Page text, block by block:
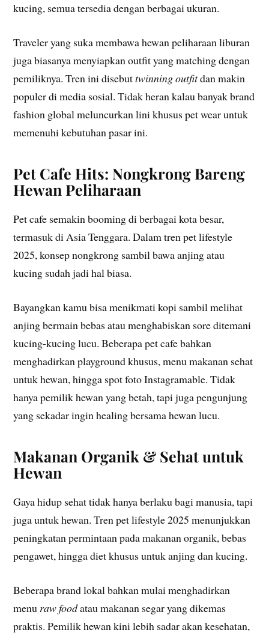
kucing, semua tersedia dengan berbagai ukuran.
Traveler yang suka membawa hewan peliharaan liburan
juga biasanya menyiapkan outfit yang matching dengan
pemiliknya. Tren ini disebuttwinning outfitdan makin
populer di media sosial. Tidak heran kalau banyak brand
fashion global meluncurkan lini khusus pet wear untuk
memenuhi kebutuhan pasar ini.
Pet Cafe Hits: Nongkrong Bareng
Hewan Peliharaan
Pet cafe semakin booming di berbagai kota besar,
termasuk di Asia Tenggara. Dalam tren pet lifestyle
2025, konsep nongkrong sambil bawa anjing atau
kucing sudah jadi hal biasa.
Bayangkan kamu bisa menikmati kopi sambil melihat
anjing bermain bebas atau menghabiskan sore ditemani
kucing-kucing lucu. Beberapa pet cafe bahkan
menghadirkan playground khusus, menu makanan sehat
untuk hewan, hingga spot foto Instagramable. Tidak
hanya pemilik hewan yang betah, tapi juga pengunjung
yang sekadar ingin healing bersama hewan lucu.
Makanan Organik & Sehat untuk
Hewan
Gaya hidup sehat tidak hanya berlaku bagi manusia, tapi
juga untuk hewan. Tren pet lifestyle 2025 menunjukkan
peningkatan permintaan pada makanan organik, bebas
pengawet, hingga diet khusus untuk anjing dan kucing.
Beberapa brand lokal bahkan mulai menghadirkan
menu raw foodatau makanan segar yang dikemas
praktis. Pemilik hewan kini lebih sadar akan kesehatan,